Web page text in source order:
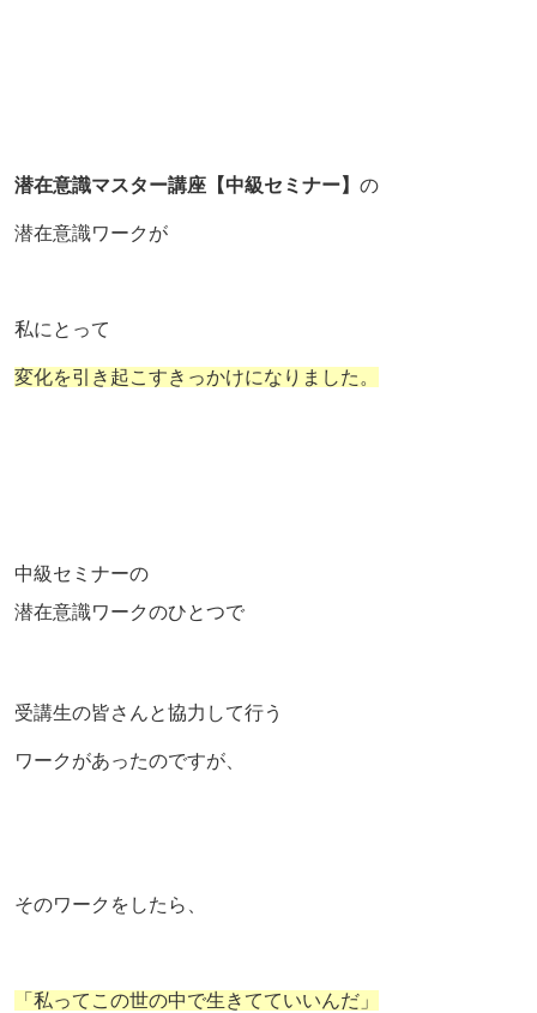
潜在意識マスター講座【中級セミナー】 の
潜在意識ワークが
私にとって
変化を引き起こすきっかけになりました。
中級セミナーの
潜在意識ワークのひとつで
受講生の皆さんと協力して行う
ワークがあったのですが、
そのワークをしたら、
「私ってこの世の中で生きてていいんだ」